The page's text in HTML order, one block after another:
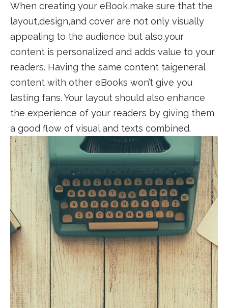
When creating your eBook,make sure that the
layout,design,and cover are not only visually
appealing to the audience but also,your
content is personalized and adds value to your
readers. Having the same content taigeneral
content with other eBooks won’t give you
lasting fans. Your layout should also enhance
the experience of your readers by giving them
a good flow of visual and texts combined.